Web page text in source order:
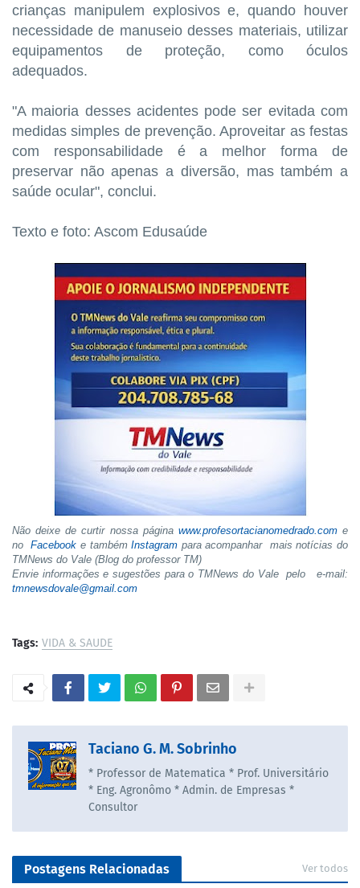
crianças manipulem explosivos e, quando houver
necessidade de manuseio desses materiais, utilizar
equipamentos de proteção, como óculos
adequados.
"A maioria desses acidentes pode ser evitada com
medidas simples de prevenção. Aproveitar as festas
com responsabilidade é a melhor forma de
preservar não apenas a diversão, mas também a
saúde ocular", conclui.
Texto e foto: Ascom Edusaúde
Não deixe de curtir nossa página www.profesortacianomedrado.come
noFacebook e tambémInstagram para acompanhar mais notícias do
TMNews do Vale (Blog do professor TM)
Envie informações e sugestões para o TMNews do Vale pelo e-mail:
tmnewsdovale@gmail.com
Tags: VIDA & SAUDE
Taciano G. M. Sobrinho
* Professor de Matematica * Prof. Universitário
* Eng. Agronômo * Admin. de Empresas *
Consultor
Postagens Relacionadas Ver todos